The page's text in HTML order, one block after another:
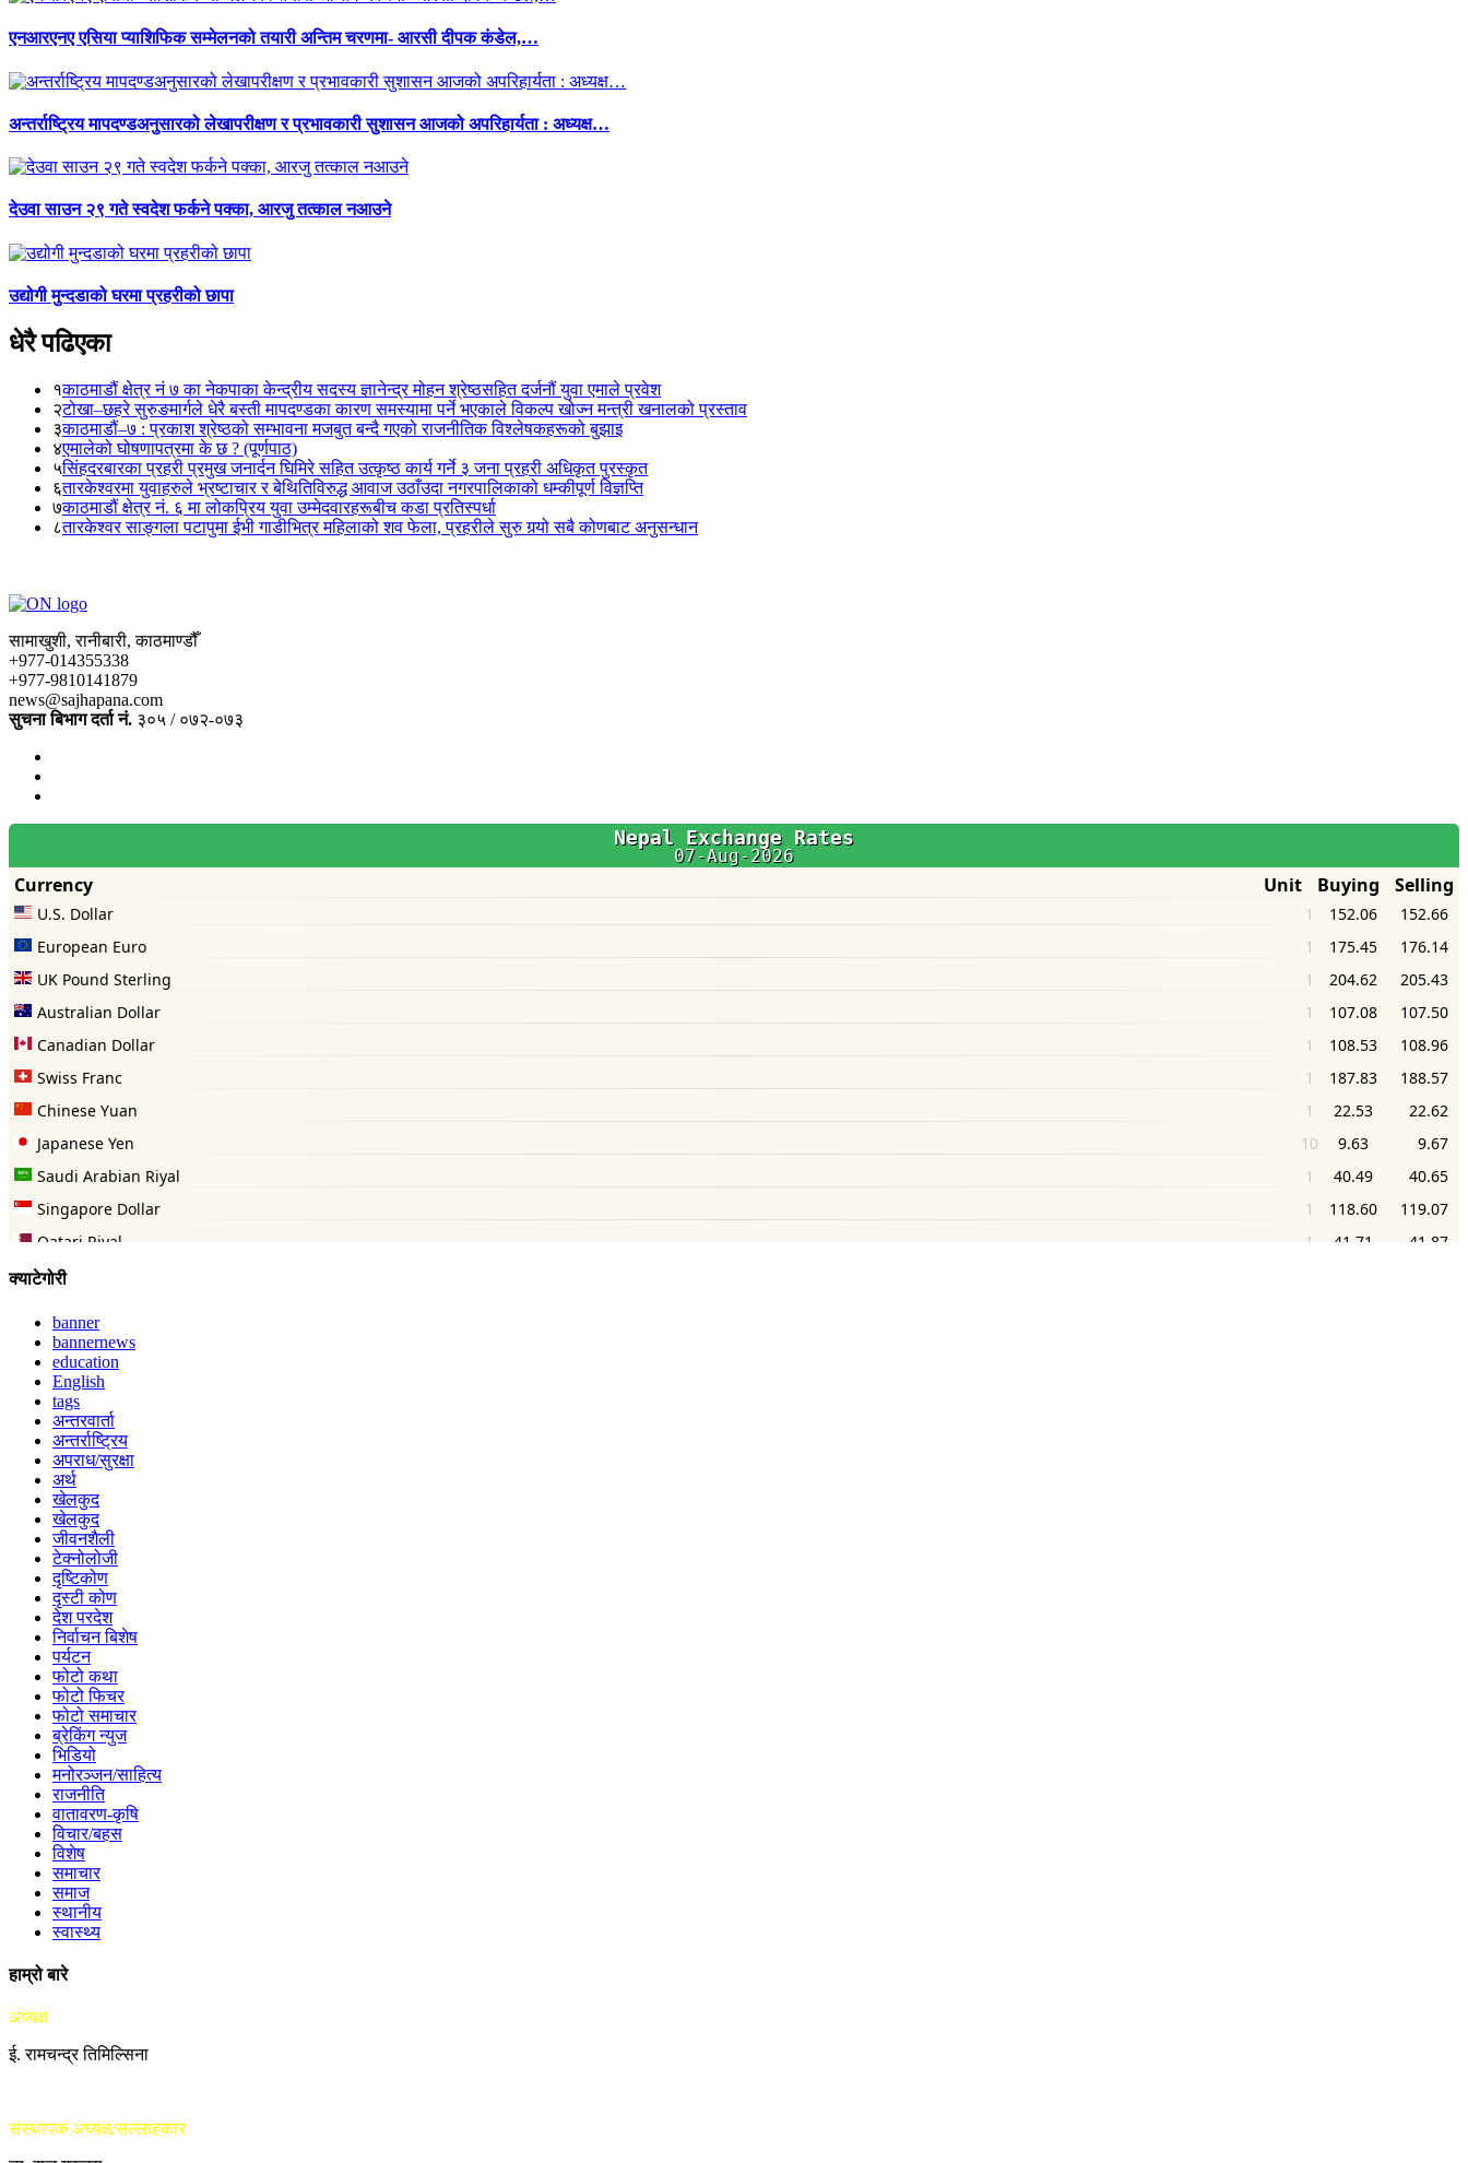
एनआरएनए एसिया प्याशिफिक सम्मेलनको तयारी अन्तिम चरणमा- आरसी दीपक कंडेल,…
अन्तर्राष्ट्रिय मापदण्डअनुसारको लेखापरीक्षण र प्रभावकारी सुशासन आजको अपरिहार्यता : अध्यक्ष…
देउवा साउन २९ गते स्वदेश फर्कने पक्का, आरजु तत्काल नआउने
उद्योगी मुन्दडाको घरमा प्रहरीको छापा
धेरै पढिएका
१काठमाडौं क्षेत्र नं ७ का नेकपाका केन्द्रीय सदस्य ज्ञानेन्द्र मोहन श्रेष्ठसहित दर्जनौं युवा एमाले प्रवेश
२टोखा–छहरे सुरुङमार्गले धेरै बस्ती मापदण्डका कारण समस्यामा पर्ने भएकाले विकल्प खोज्न मन्त्री खनालको प्रस्ताव
३काठमाडौं–७ : प्रकाश श्रेष्ठको सम्भावना मजबुत बन्दै गएको राजनीतिक विश्लेषकहरूको बुझाइ
४एमालेको घोषणापत्रमा के छ ? (पूर्णपाठ)
५सिंहदरबारका प्रहरी प्रमुख जनार्दन घिमिरे सहित उत्कृष्ठ कार्य गर्ने ३ जना प्रहरी अधिकृत पुरस्कृत
६तारकेश्वरमा युवाहरुले भ्रष्टाचार र बेथितिविरुद्ध आवाज उठाँउदा नगरपालिकाको धम्कीपूर्ण विज्ञप्ति
७काठमाडौं क्षेत्र नं. ६ मा लोकप्रिय युवा उम्मेदवारहरूबीच कडा प्रतिस्पर्धा
८तारकेश्वर साङ्गला पटापुमा ईभी गाडीभित्र महिलाको शव फेला, प्रहरीले सुरु गर्‍यो सबै कोणबाट अनुसन्धान
सामाखुशी, रानीबारी, काठमाण्डौँ
+977-014355338
+977-9810141879
news@sajhapana.com
सुचना बिभाग दर्ता नं. ३०५ / ०७२-०७३
क्याटेगोरी
banner
bannernews
education
English
tags
अन्तरवार्ता
अन्तर्राष्ट्रिय
अपराध/सुरक्षा
अर्थ
खेलकुद
खेलकुद
जीवनशैली
टेक्नोलोजी
दृष्टिकोण
दृस्टी कोण
देश परदेश
निर्वाचन बिशेष
पर्यटन
फोटो कथा
फोटो फिचर
फोटो समाचार
ब्रेकिंग न्युज
भिडियो
मनोरञ्जन/साहित्य
राजनीति
वातावरण-कृषि
विचार/बहस
विशेष
समाचार
समाज
स्थानीय
स्वास्थ्य
हाम्रो बारे
अध्यक्ष
ई. रामचन्द्र तिमिल्सिना
संस्थापक अध्यक्ष/सल्लाहकार